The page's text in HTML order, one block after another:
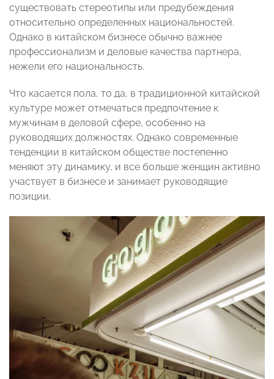
существовать стереотипы или предубеждения
относительно определенных национальностей.
Однако в китайском бизнесе обычно важнее
профессионализм и деловые качества партнера,
нежели его национальность.
Что касается пола, то да, в традиционной китайской
культуре может отмечаться предпочтение к
мужчинам в деловой сфере, особенно на
руководящих должностях. Однако современные
тенденции в китайском обществе постепенно
меняют эту динамику, и все больше женщин активно
участвует в бизнесе и занимает руководящие
позиции.